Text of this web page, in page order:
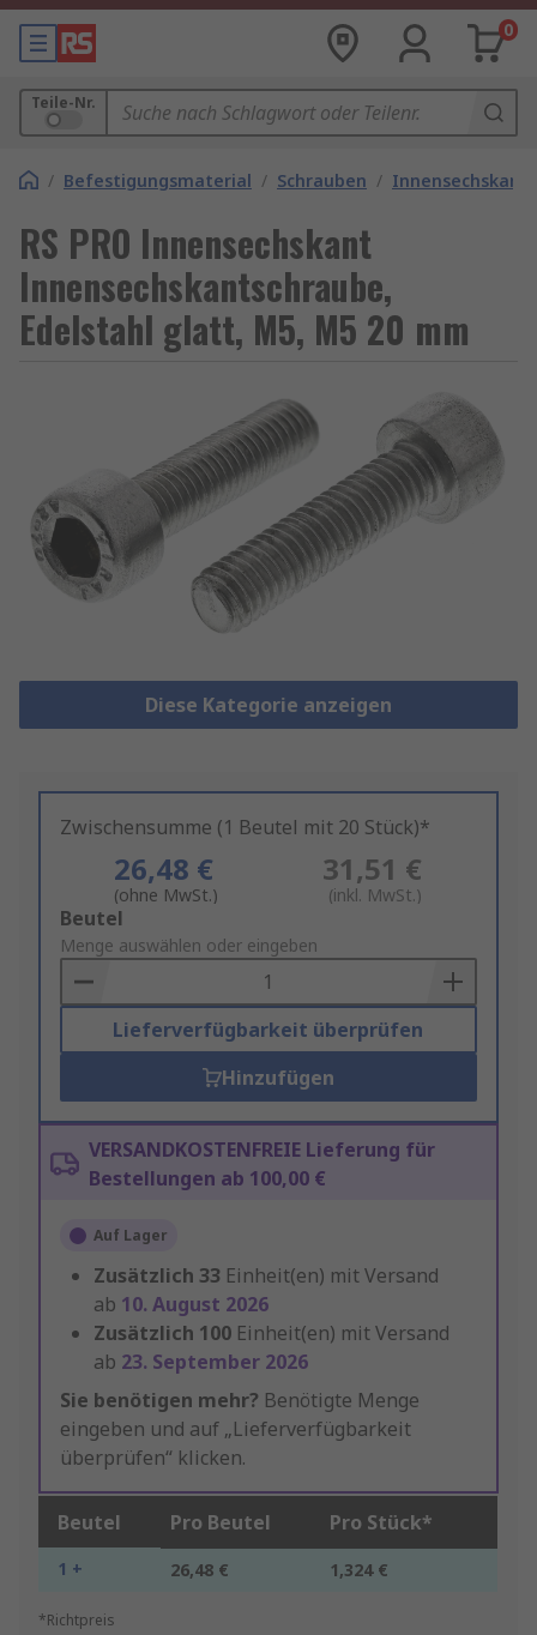
0
Teile-Nr.
/ Befestigungsmaterial / Schrauben /
RS PRO Innensechskant
Innensechskantschraube,
Edelstahl glatt, M5, M5 20 mm
Diese Kategorie anzeigen
Zwischensumme (1 Beutel mit 20 Stück)*
26,48 €
(ohne MwSt.)
31,51 €
(inkl. MwSt.)
Add
to
Basket
Beutel
Menge auswählen oder eingeben
Lieferverfügbarkeit überprüfen
Hinzufügen
VERSANDKOSTENFREIE Lieferung für
Bestellungen ab 100,00 €
Auf Lager
Zusätzlich 33 Einheit(en) mit Versand
ab 10. August 2026
Zusätzlich 100 Einheit(en) mit Versand
ab 23. September 2026
Sie benötigen mehr? Benötigte Menge
eingeben und auf „Lieferverfügbarkeit
überprüfen“ klicken.
Beutel Pro Beutel Pro Stück*
1 + 26,48 € 1,324 €
*Richtpreis